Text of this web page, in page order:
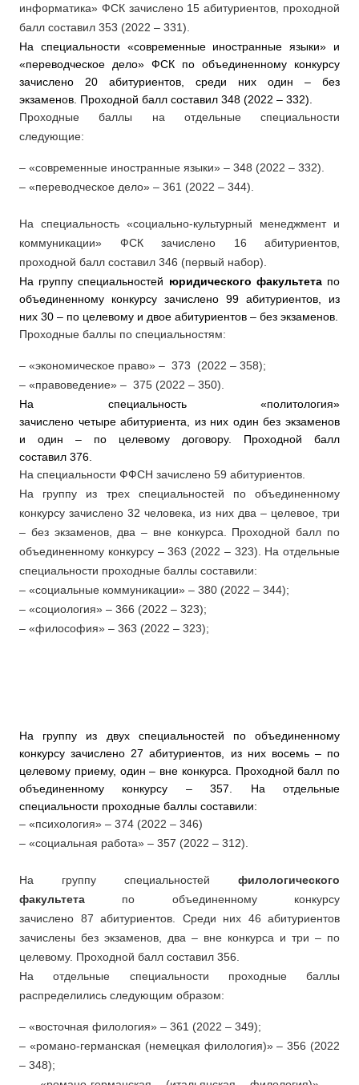
информатика» ФСК зачислено 15 абитуриентов, проходной
балл составил 353 (2022 – 331).
На специальности «современные иностранные языки» и
«переводческое дело» ФСК по объединенному конкурсу
зачислено 20 абитуриентов, среди них один – без
экзаменов. Проходной балл составил 348 (2022 – 332).
Проходные баллы на отдельные специальности
следующие:
– «современные иностранные языки» – 348 (2022 – 332).
– «переводческое дело» – 361 (2022 – 344).
На специальность «социально-культурный менеджмент и
коммуникации» ФСК зачислено 16 абитуриентов,
проходной балл составил 346 (первый набор).
На группу специальностей юридического факультетапо
объединенному конкурсу зачислено 99 абитуриентов, из
них 30 – по целевому и двое абитуриентов – без экзаменов.
Проходные баллы по специальностям:
– «экономическое право» – 373 (2022 – 358);
– «правоведение» – 375 (2022 – 350).
На специальность «политология»
зачислено четыре абитуриента, из них один без экзаменов
и один – по целевому договору. Проходной балл
составил 376.
На специальности ФФСН зачислено 59 абитуриентов.
На группу из трех специальностей по объединенному
конкурсу зачислено 32 человека, из них два – целевое, три
– без экзаменов, два – вне конкурса. Проходной балл по
объединенному конкурсу – 363 (2022 – 323). На отдельные
специальности проходные баллы составили:
– «социальные коммуникации» – 380 (2022 – 344);
– «социология» – 366 (2022 – 323);
– «философия» – 363 (2022 – 323);
На группу из двух специальностей по объединенному
конкурсу зачислено 27 абитуриентов, из них восемь – по
целевому приему, один – вне конкурса. Проходной балл по
объединенному конкурсу – 357. На отдельные
специальности проходные баллы составили:
– «психология» – 374 (2022 – 346)
– «социальная работа» – 357 (2022 – 312).
На группу специальностей филологического
факультета по объединенному конкурсу
зачислено 87 абитуриентов. Среди них 46 абитуриентов
зачислены без экзаменов, два – вне конкурса и три – по
целевому. Проходной балл составил 356.
На отдельные специальности проходные баллы
распределились следующим образом:
– «восточная филология» – 361 (2022 – 349);
– «романо-германская (немецкая филология)» – 356 (2022
– 348);